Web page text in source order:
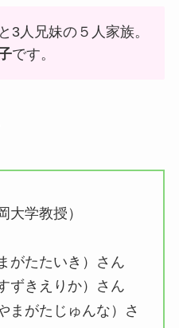
3人兄妹の５人家族。
です。
大学教授）
がたたいき）さん
ずきえりか）さん
まがたじゅんな）さ